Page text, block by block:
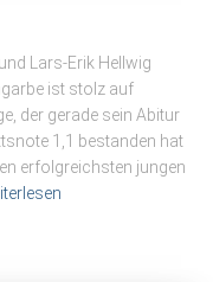
Lars-Erik Hellwig
ist stolz auf
der gerade sein Abitur
1,1 bestanden hat
erfolgreichsten jungen